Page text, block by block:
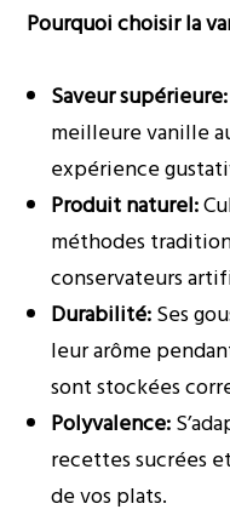
Pourquoi choisir la
Saveur supérieure:
meilleure vanille
expérience
Produit naturel:
méthodes
conservateurs
Durabilité:Ses
leur arôme
sont stockées
Polyvalence:
recettes sucrées
de vos plats.